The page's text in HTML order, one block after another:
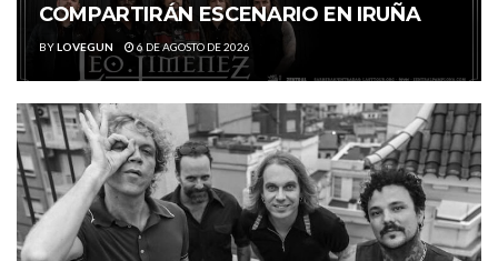
COMPARTIRÁN ESCENARIO EN IRUÑA
BYLOVEGUN 6 DE AGOSTO DE 2026